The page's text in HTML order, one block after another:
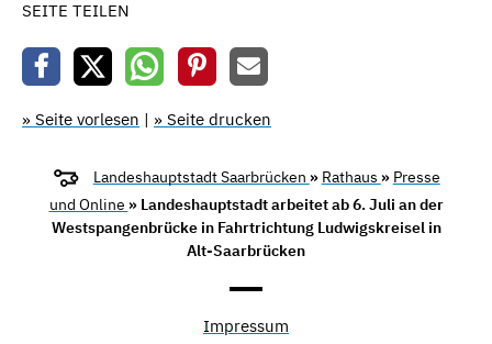
SEITE TEILEN
» Seite vorlesen | » Seite drucken
Landeshauptstadt Saarbrücken » Rathaus » Presse
und Online » Landeshauptstadt arbeitet ab 6. Juli an der
Westspangenbrücke in Fahrtrichtung Ludwigskreisel in
Alt-Saarbrücken
Impressum